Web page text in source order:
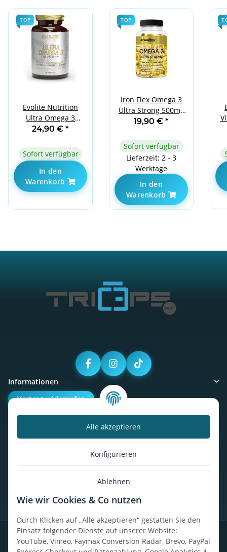
Alle akzeptieren
Konfigurieren
Ablehnen
Wie wir Cookies & Co nutzen
Durch Klicken auf „Alle akzeptieren“ gestatten Sie den
Einsatz folgender Dienste auf unserer Website:
YouTube, Vimeo, Faymax Conversion Radar, Brevo, PayPal
TOP
Evolite Nutrition
Ultra Omega 3
500EPA / 250DHA 100
24,90 € *
Sofort verfügbar
In den
Warenkorb
TOP
Iron Flex Omega 3
Ultra Strong 500mg
EPA/250mg DHA -90
19,90 € *
Sofort verfügbar
Lieferzeit: 2 - 3
Werktage
In den
Warenkorb
Informationen
Vertrag widerrufen
Kalorienbedarfsrechner
So findest du uns
* Alle Preise inkl. gesetzlicher USt., zzgl.Versand
Datenschutz Widerrufsrecht AGBImpressumSitemap